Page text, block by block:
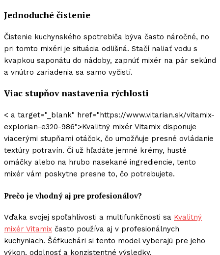
Jednoduché čistenie
Čistenie kuchynského spotrebiča býva často náročné, no
pri tomto mixéri je situácia odlišná. Stačí naliať vodu s
kvapkou saponátu do nádoby, zapnúť mixér na pár sekúnd
a vnútro zariadenia sa samo vyčistí.
Viac stupňov nastavenia rýchlosti
< a target="_blank" href="https://www.vitarian.sk/vitamix-
explorian-e320-986">Kvalitný mixér Vitamix disponuje
viacerými stupňami otáčok, čo umožňuje presné ovládanie
textúry potravín. Či už hľadáte jemné krémy, husté
omáčky alebo na hrubo nasekané ingrediencie, tento
mixér vám poskytne presne to, čo potrebujete.
Prečo je vhodný aj pre profesionálov?
Vďaka svojej spoľahlivosti a multifunkčnosti sa Kvalitný
mixér Vitamix často používa aj v profesionálnych
kuchyniach. Šéfkuchári si tento model vyberajú pre jeho
výkon, odolnosť a konzistentné výsledky.